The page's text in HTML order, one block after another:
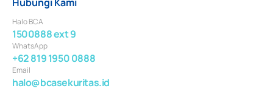
Halo BCA
1500888 ext 9
WhatsApp
+62 819 1950 0888
Email
halo@bcasekuritas.id